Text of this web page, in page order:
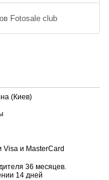
Fotosale club
(Киев)
и MasterCard
36 месяцев.
14 дней